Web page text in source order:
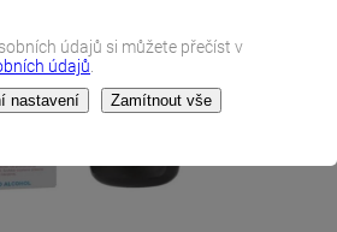
údajů si můžete přečíst v
údajů